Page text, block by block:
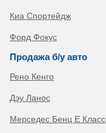
Киа Спортейдж
Форд Фокус
Продажа б/у авто
Рено Кенго
Дэу Ланос
Мерседес Бенц Е Класс